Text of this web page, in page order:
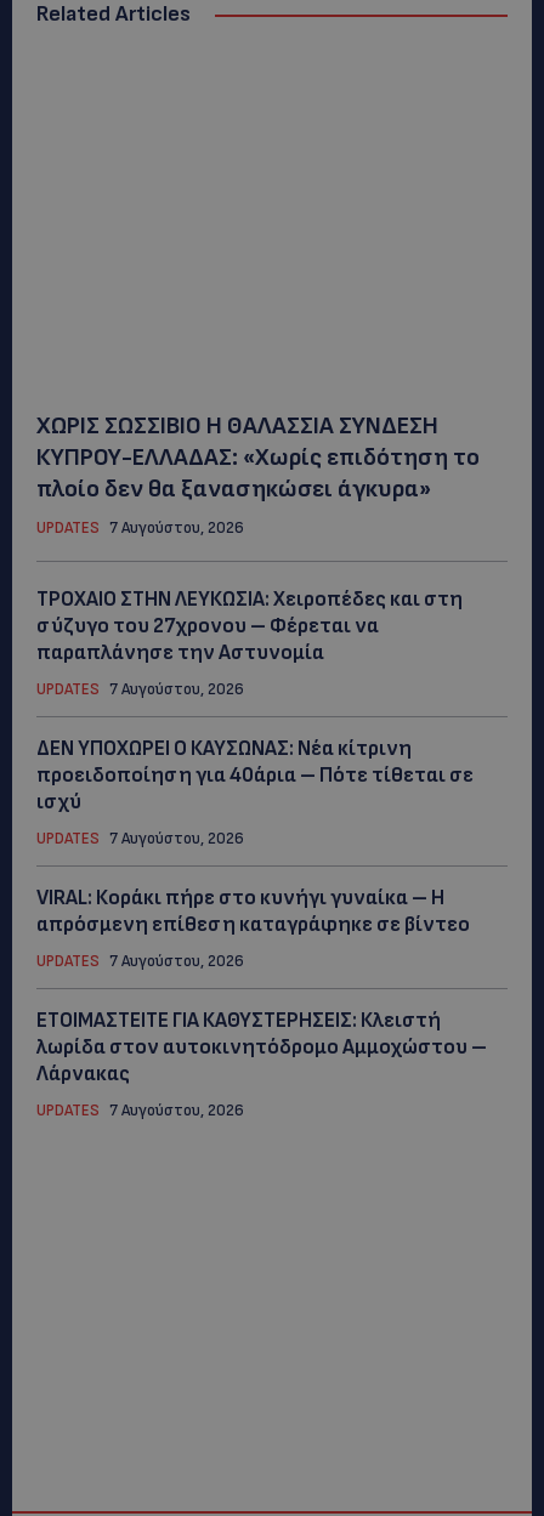
Related Articles
ΧΩΡΙΣ ΣΩΣΣΙΒΙΟ Η ΘΑΛΑΣΣΙΑ ΣΥΝΔΕΣΗ
ΚΥΠΡΟΥ-ΕΛΛΑΔΑΣ: «Χωρίς επιδότηση το
πλοίο δεν θα ξανασηκώσει άγκυρα»
UPDATES 7 Αυγούστου, 2026
ΤΡΟΧΑΙΟ ΣΤΗΝ ΛΕΥΚΩΣΙΑ: Χειροπέδες και στη
σύζυγο του 27χρονου – Φέρεται να
παραπλάνησε την Αστυνομία
UPDATES 7 Αυγούστου, 2026
ΔΕΝ ΥΠΟΧΩΡΕΙ Ο ΚΑΥΣΩΝΑΣ: Νέα κίτρινη
προειδοποίηση για 40άρια – Πότε τίθεται σε
ισχύ
UPDATES 7 Αυγούστου, 2026
VIRAL: Κοράκι πήρε στο κυνήγι γυναίκα – Η
απρόσμενη επίθεση καταγράφηκε σε βίντεο
UPDATES 7 Αυγούστου, 2026
ΕΤΟΙΜΑΣΤΕΙΤΕ ΓΙΑ ΚΑΘΥΣΤΕΡΗΣΕΙΣ: Κλειστή
λωρίδα στον αυτοκινητόδρομο Αμμοχώστου –
Λάρνακας
UPDATES 7 Αυγούστου, 2026